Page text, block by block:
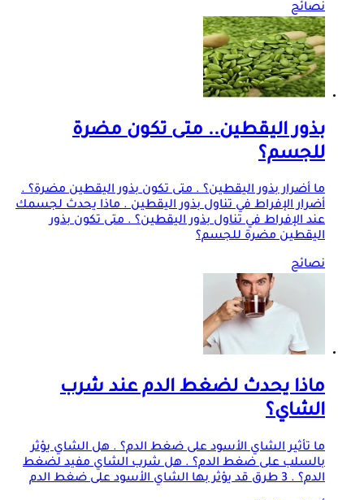
نصائح
بذور اليقطين.. متى تكون مضرة
للجسم؟
ما أضرار بذور اليقطين؟ . متى تكون بذور اليقطين مضرة؟ .
أضرار الإفراط في تناول بذور اليقطين . ماذا يحدث لجسمك
عند الإفراط في تناول بذور اليقطين؟ . متى تكون بذور
اليقطين مضرة للجسم؟
نصائح
ماذا يحدث لضغط الدم عند شرب
الشاي؟
ما تأثير الشاي الأسود على ضغط الدم؟ . هل الشاي يؤثر
بالسلب على ضغط الدم؟ . هل شرب الشاي مفيد لضغط
الدم؟ . 3 طرق قد يؤثر بها الشاي الأسود على ضغط الدم